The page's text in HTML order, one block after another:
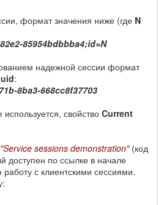
формат значения ниже (где N
85954bdbbba4;id=N
надежной сессии формат
:
8ba3-668cc8f37703
свойство Current
"Service sessions demonstration"(код
доступен по ссылке в начале
с клиентскими сессиями.